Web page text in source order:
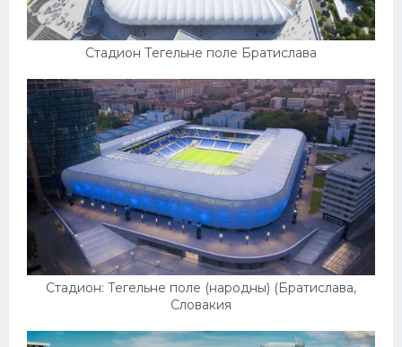
Стадион Тегельне поле Братислава
Стадион: Тегельне поле (народны) (Братислава,
Словакия